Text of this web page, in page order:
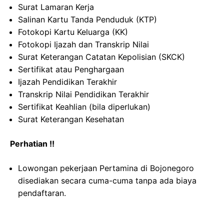
Surat Lamaran Kerja
Salinan Kartu Tanda Penduduk (KTP)
Fotokopi Kartu Keluarga (KK)
Fotokopi Ijazah dan Transkrip Nilai
Surat Keterangan Catatan Kepolisian (SKCK)
Sertifikat atau Penghargaan
Ijazah Pendidikan Terakhir
Transkrip Nilai Pendidikan Terakhir
Sertifikat Keahlian (bila diperlukan)
Surat Keterangan Kesehatan
Perhatian !!
Lowongan pekerjaan Pertamina di Bojonegoro
disediakan secara cuma-cuma tanpa ada biaya
pendaftaran.